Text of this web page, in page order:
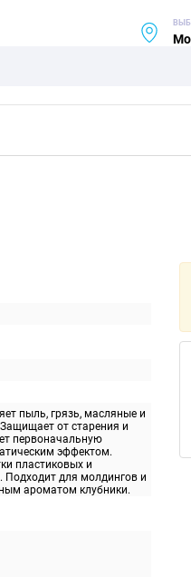
пыль, грязь, масляные и
от старения и
первоначальную
эффектом.
пластиковых и
Подходит для молдингов и
ароматом клубники.